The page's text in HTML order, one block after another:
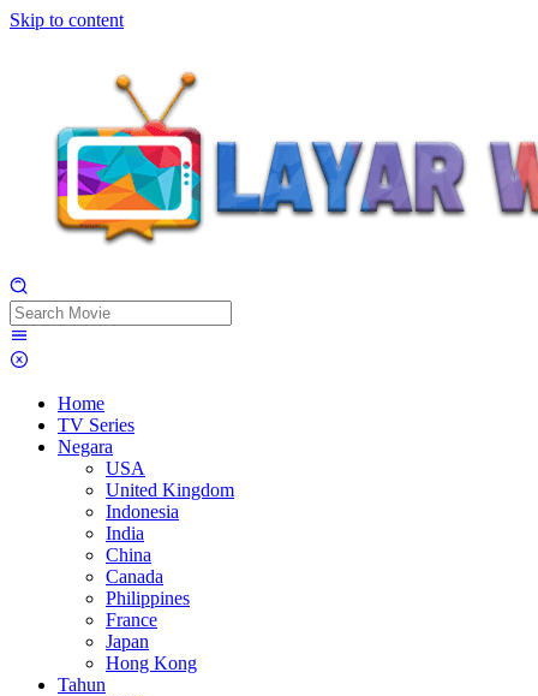
Skip to content
Home
TV Series
Negara
USA
United Kingdom
Indonesia
India
China
Canada
Philippines
France
Japan
Hong Kong
Tahun